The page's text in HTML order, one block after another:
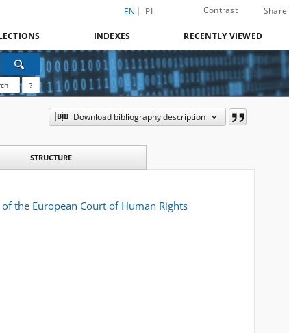
EN PL Contrast Share
INDEXES RECENTLY VIEWED
?
Download bibliography description
STRUCTURE
the European Court of Human Rights